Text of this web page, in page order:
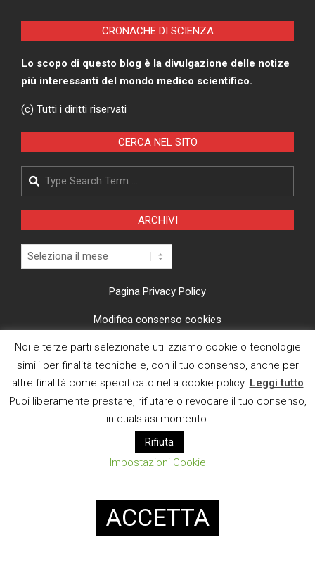
CRONACHE DI SCIENZA
Lo scopo di questo blog è la divulgazione delle notize
più interessanti del mondo medico scientifico.
(c) Tutti i diritti riservati
CERCA NEL SITO
Search
ARCHIVI
Archivi
Pagina Privacy Policy
Modifica consenso cookies
CI TROVI ANCHE SU
E MAIL
Designed usingMagazine News Byte. Powered by
Noi e terze parti selezionate utilizziamo cookie o tecnologie
simili per finalità tecniche e, con il tuo consenso, anche per
altre finalità come specificato nella cookie policy. Leggi tutto
Puoi liberamente prestare, rifiutare o revocare il tuo consenso,
in qualsiasi momento.
Rifiuta
Impostazioni Cookie
ACCETTA